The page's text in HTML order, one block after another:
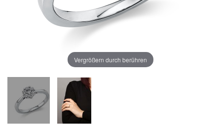
Vergrößern durch berühren